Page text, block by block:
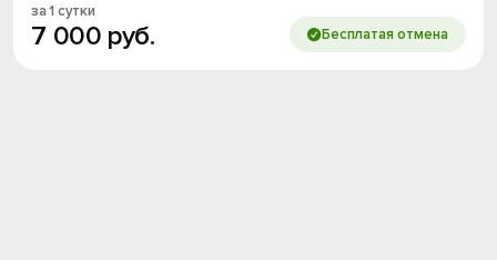
за 1 сутки
7 000 руб. Бесплатая отмена